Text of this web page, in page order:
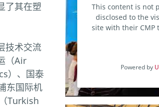
了其在塑
技术交流
（Air
）、国泰
东国际机
Turkish
This content is not
disclosed to the
site with their CMP
Powered by